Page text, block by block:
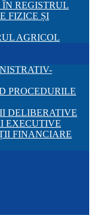
REGISTRUL
FIZICE ȘI
AGRICOL
PROCEDURILE
DELIBERATIVE
EXECUTIVE
FINANCIARE